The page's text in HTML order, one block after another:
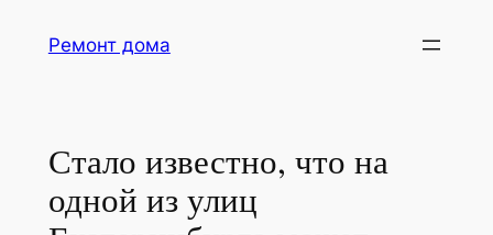
Ремонт дома
Стало известно, что на
одной из улиц